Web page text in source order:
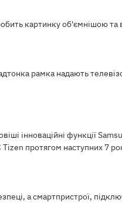
картинку об'ємнішою та
рамка надають
інноваційні функції
протягом наступних 7
а смартпристрої,